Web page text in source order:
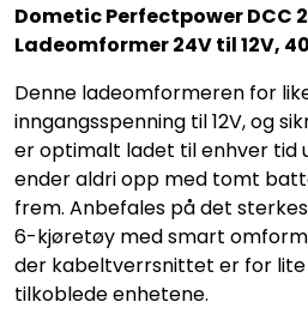
Dometic Perfectpower DCC
Ladeomformer 24V til 12V,
Denne ladeomformeren for
inngangsspenning til 12V, og
er optimalt ladet til enhver tid
ender aldri opp med tomt
frem. Anbefales på det
6-kjøretøy med smart
der kabeltverrsnittet er for lite
tilkoblede enhetene.